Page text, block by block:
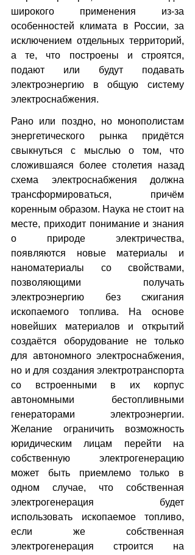
широкого применения из-за
особенностей климата в России, за
исключением отдельных территорий,
а те, что построены и строятся,
подают или будут подавать
электроэнергию в общую систему
электроснабжения.
Рано или поздно, но монополистам
энергетического рынка придётся
свыкнуться с мыслью о том, что
сложившаяся более столетия назад
схема электроснабжения должна
трансформироваться, причём
коренным образом. Наука не стоит на
месте, приходит понимание и знания
о природе электричества,
появляются новые материалы и
наноматериалы со свойствами,
позволяющими получать
электроэнергию без сжигания
ископаемого топлива. На основе
новейших материалов и открытий
создаётся оборудование не только
для автономного электроснабжения,
но и для создания электротранспорта
со встроенными в их корпус
автономными бестопливными
генераторами электроэнергии.
Желание ограничить возможность
юридическим лицам перейти на
собственную электрогенерацию
может быть приемлемо только в
одном случае, что собственная
электрогенерация будет
использовать ископаемое топливо,
если же собственная
электрогенерация строится на